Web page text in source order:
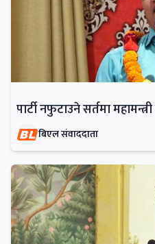
पार्टी नफुटाउने सर्तमा
बिएल संवाददाता